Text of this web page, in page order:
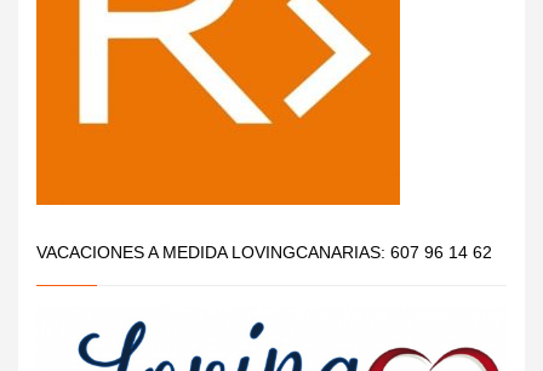
VACACIONES A MEDIDA LOVINGCANARIAS: 607 96 14 62